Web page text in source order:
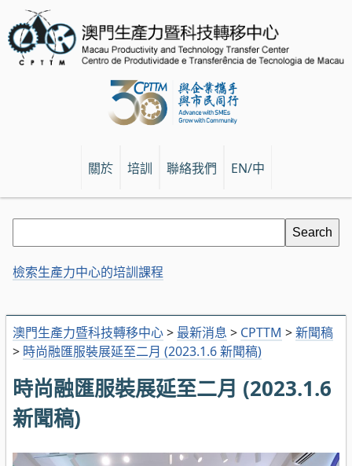
關於 培訓 聯絡我們 EN/中
澳門生產力暨科技轉移中心> 最新消息 > CPTTM >新聞稿
> 時尚融匯服裝展延至二月 (2023.1.6 新聞稿)
時尚融匯服裝展延至二月 (2023.1.6
新聞稿)
檢索生產力中心的培訓課程